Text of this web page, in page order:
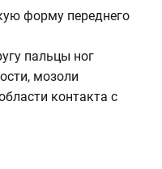
форму переднего
пальцы ног
мозоли
контакта с